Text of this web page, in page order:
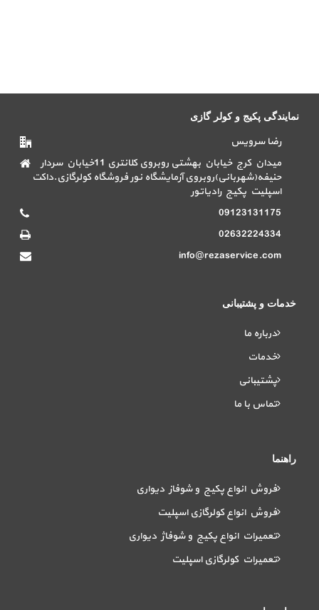
نمایندگی پکیج و کولر گازی
رضا سرویس
میدان کرج خیابان بهشتی روبروی کلانتری 11خیابان سردار
حنیفه(شهربانی)روبروی آزمایشگاه نور فروشگاه کولرگازی.داکت
اسپلیت پکیج رادیاتور
09123131175
02632224334
info@rezaservice.com
خدمات و پشتیبانی
درباره ما
خدمات
پشتیبانی
تماس با ما
راهنما
فروش انواع پکیج و شوفاز دیواری
فروش انواع کولرگازی اسپلیت
تعمیرات انواع پکیج و شوفاژ دیواری
تعمیرات کولرگازی اسپلیت